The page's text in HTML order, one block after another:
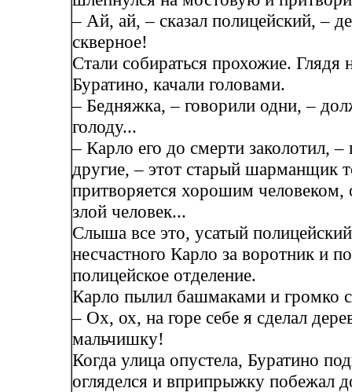
– Ай, ай, – сказал полицейский, –
скверное!
Стали собираться прохожие. Глядя
Буратино, качали головами.
– Бедняжка, – говорили одни, –
голоду...
– Карло его до смерти заколотил, –
другие, – этот старый шарманщик
притворяется хорошим человеком,
злой человек...
Слыша все это, усатый
несчастного Карло за воротник и
полицейское отделение.
Карло пылил башмаками и громко
– Ох, ох, на горе себе я сделал
мальчишку!
Когда улица опустела, Буратино
огляделся и вприпрыжку побежал